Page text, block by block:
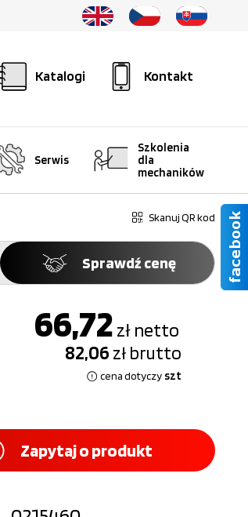
Katalogi Kontakt
Serwis
Szkolenia
dla
mechaników
Skanuj QR kod
Sprawdź cenę
66,72 zł netto
82,06 zł brutto
cena dotyczy szt
Zapytaj o produkt